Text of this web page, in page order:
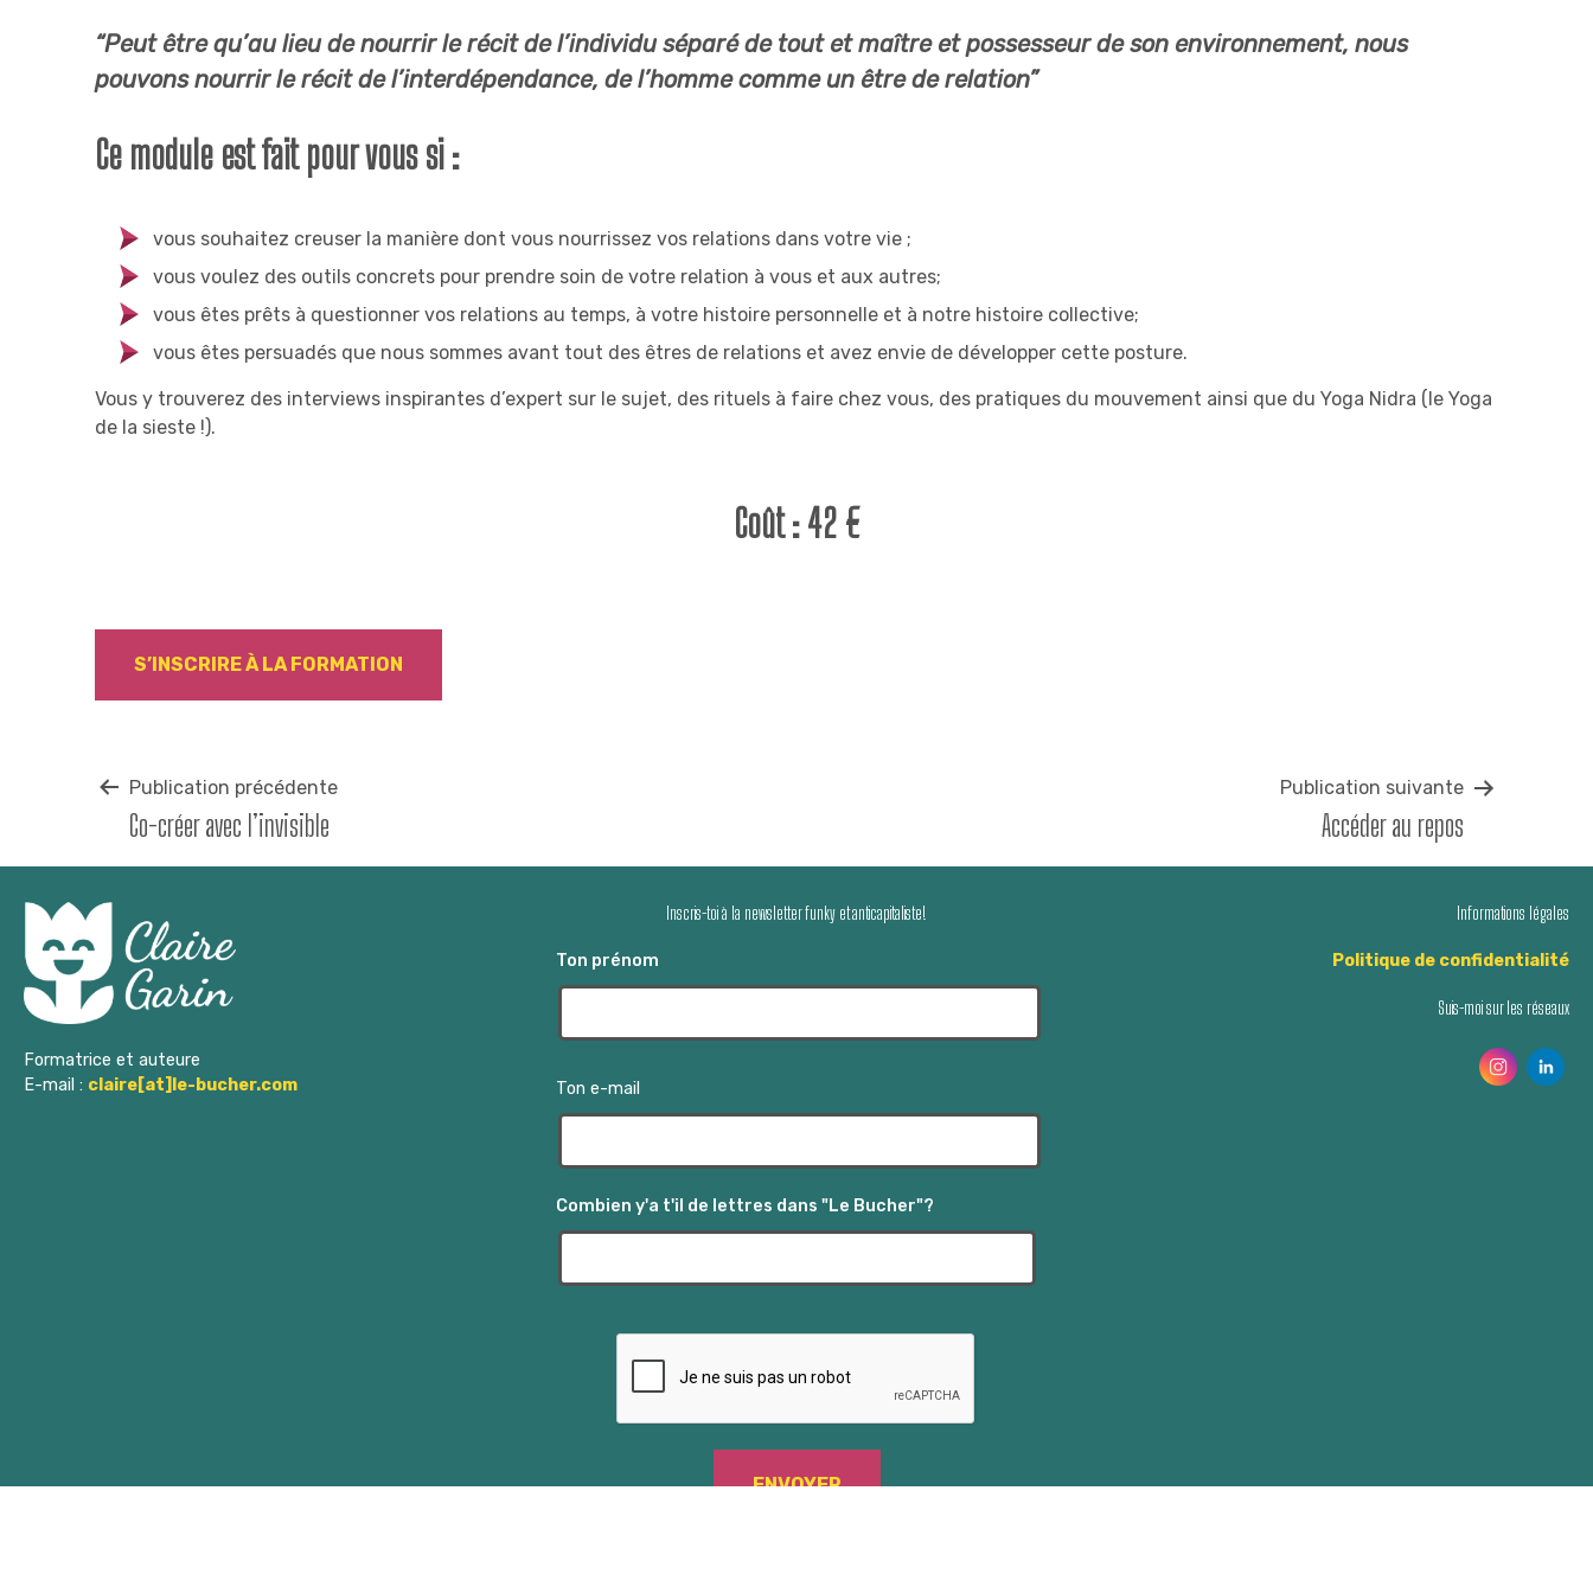
“Peut être qu’au lieu de nourrir le récit de l’individu séparé de tout et maître et possesseur de son environnement, nous
pouvons nourrir le récit de l’interdépendance, de l’homme comme un être de relation”
Ce module est fait pour vous si :
vous souhaitez creuser la manière dont vous nourrissez vos relations dans votre vie ;
vous voulez des outils concrets pour prendre soin de votre relation à vous et aux autres;
vous êtes prêts à questionner vos relations au temps, à votre histoire personnelle et à notre histoire collective;
vous êtes persuadés que nous sommes avant tout des êtres de relations et avez envie de développer cette posture.
Vous y trouverez des interviews inspirantes d’expert sur le sujet, des rituels à faire chez vous, des pratiques du mouvement ainsi que du Yoga Nidra (le Yoga
de la sieste !).
Coût : 42 €
S’INSCRIRE À LA FORMATION
Navigation
de
l’article
Publication précédente
Co-créer avec l’invisible
Publication suivante
Accéder au repos
Formatrice et auteure
E-mail : claire[at]le-bucher.com
Inscris-toi à la newsletter funky et anticapitaliste!
Ton prénom
Ton e-mail
Combien y'a t'il de lettres dans "Le Bucher"?
Informations légales
Politique de confidentialité
Suis-moi sur les réseaux